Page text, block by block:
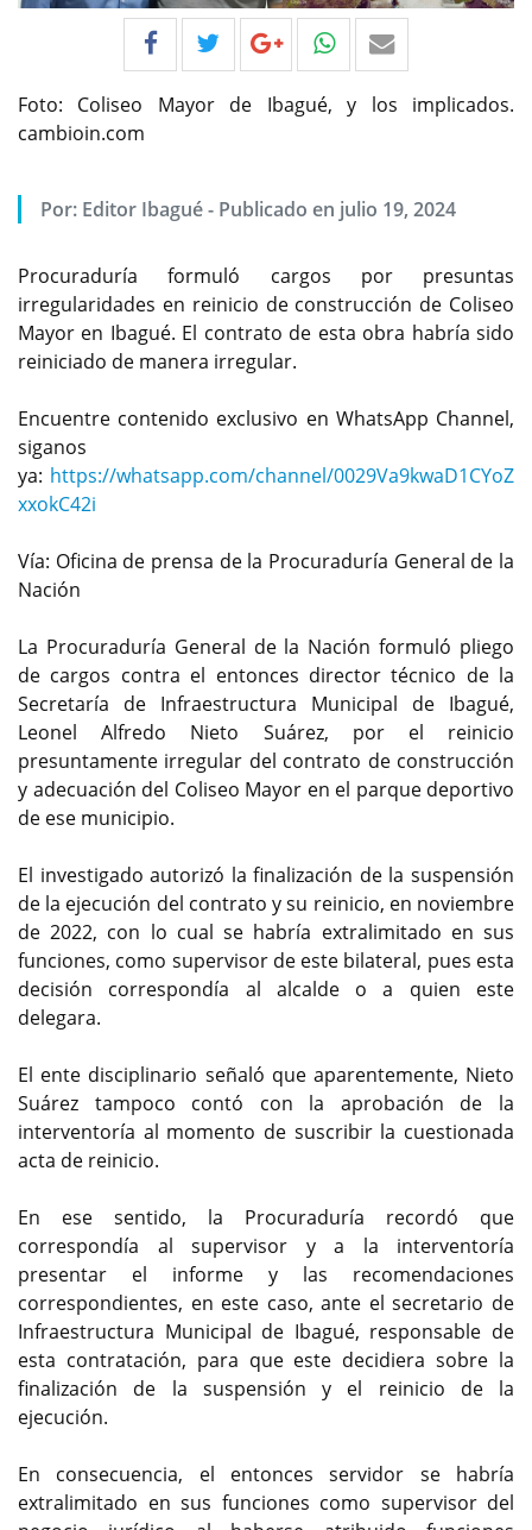
Foto: Coliseo Mayor de Ibagué, y los implicados.
cambioin.com
Por: Editor Ibagué- Publicado en julio 19, 2024
Procuraduría formuló cargos por presuntas
irregularidades en reinicio de construcción de Coliseo
Mayor en Ibagué. El contrato de esta obra habría sido
reiniciado de manera irregular.
Encuentre contenido exclusivo en WhatsApp Channel,
siganos
ya: https://whatsapp.com/channel/0029Va9kwaD1CYoZ
xxokC42i
Vía: Oficina de prensa de la Procuraduría General de la
Nación
La Procuraduría General de la Nación formuló pliego
de cargos contra el entonces director técnico de la
Secretaría de Infraestructura Municipal de Ibagué,
Leonel Alfredo Nieto Suárez, por el reinicio
presuntamente irregular del contrato de construcción
y adecuación del Coliseo Mayor en el parque deportivo
de ese municipio.
El investigado autorizó la finalización de la suspensión
de la ejecución del contrato y su reinicio, en noviembre
de 2022, con lo cual se habría extralimitado en sus
funciones, como supervisor de este bilateral, pues esta
decisión correspondía al alcalde o a quien este
delegara.
El ente disciplinario señaló que aparentemente, Nieto
Suárez tampoco contó con la aprobación de la
interventoría al momento de suscribir la cuestionada
acta de reinicio.
En ese sentido, la Procuraduría recordó que
correspondía al supervisor y a la interventoría
presentar el informe y las recomendaciones
correspondientes, en este caso, ante el secretario de
Infraestructura Municipal de Ibagué, responsable de
esta contratación, para que este decidiera sobre la
finalización de la suspensión y el reinicio de la
ejecución.
En consecuencia, el entonces servidor se habría
extralimitado en sus funciones como supervisor del